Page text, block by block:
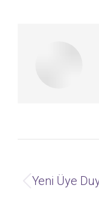
Yeni Üye